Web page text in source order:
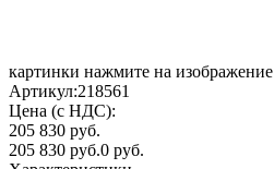
картинки нажмите на изображение
Артикул:218561
Цена (с НДС):
205 830 руб.
205 830 руб.0 руб.